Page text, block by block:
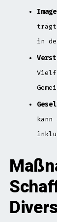
trägt
in